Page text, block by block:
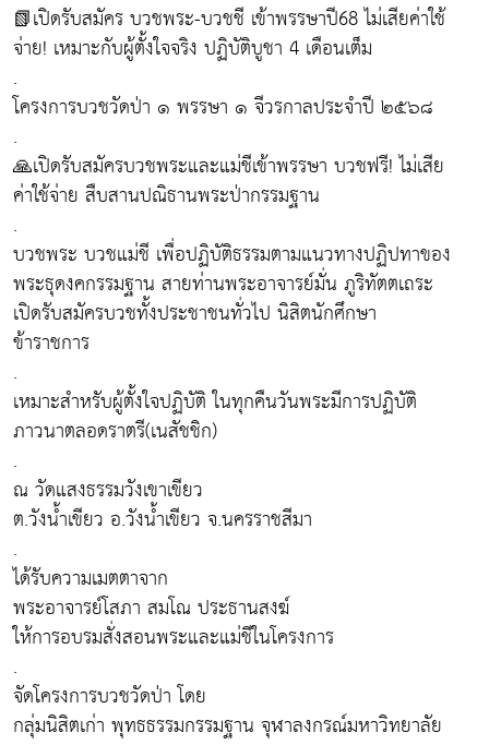
📗เปิดรับสมัคร บวชพระ-บวชชี เข้าพรรษาปี68 ไม่เสียค่าใช้
จ่าย! เหมาะกับผู้ตั้งใจจริง ปฏิบัติบูชา 4 เดือนเต็ม
.
โครงการบวชวัดป่า ๑ พรรษา ๑ จีวรกาลประจำปี ๒๕๖๘
.
🙏เปิดรับสมัครบวชพระและแม่ชีเข้าพรรษา บวชฟรี! ไม่เสีย
ค่าใช้จ่าย สืบสานปณิธานพระป่ากรรมฐาน
.
บวชพระ บวชแม่ชี เพื่อปฏิบัติธรรมตามแนวทางปฏิปทาของ
พระธุดงคกรรมฐาน สายท่านพระอาจารย์มั่น ภูริทัตตเถระ
เปิดรับสมัครบวชทั้งประชาชนทั่วไป นิสิตนักศึกษา
ข้าราชการ
.
เหมาะสำหรับผู้ตั้งใจปฏิบัติ ในทุกคืนวันพระมีการปฏิบัติ
ภาวนาตลอดราตรี(เนสัชชิก)
.
ณ วัดแสงธรรมวังเขาเขียว
ต.วังน้ำเขียว อ.วังน้ำเขียว จ.นครราชสีมา
.
ได้รับความเมตตาจาก
พระอาจารย์โสภา สมโณ ประธานสงฆ์
ให้การอบรมสั่งสอนพระและแม่ชีในโครงการ
.
จัดโครงการบวชวัดป่า โดย
กลุ่มนิสิตเก่า พุทธธรรมกรรมฐาน จุฬาลงกรณ์มหาวิทยาลัย